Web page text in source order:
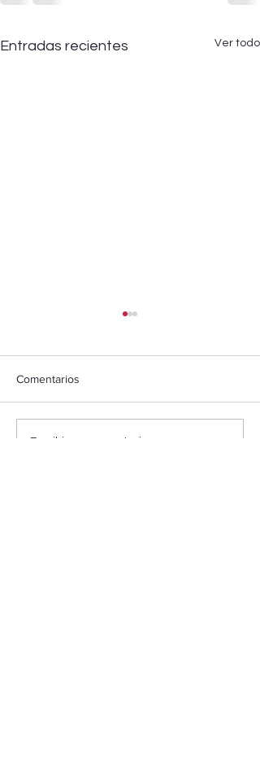
Entradas recientes Ver todo
#NoticiasVR 🚨 Accidente
Comentarios
Escribir un comentario...